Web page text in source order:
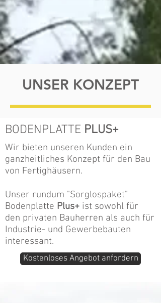
UNSER KONZEPT
BODENPLATTE PLUS+
Wir bieten unseren Kunden ein
ganzheitliches Konzept für den Bau
von Fertighäusern.
Unser rundum "Sorglospaket"
Bodenplatte Plus+ ist sowohl für
den privaten Bauherren als auch für
Industrie- und Gewerbebauten
interessant.
Kostenloses Angebot anfordern